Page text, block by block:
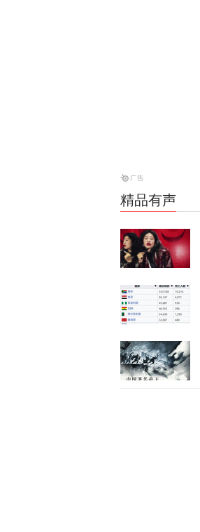
精品有声